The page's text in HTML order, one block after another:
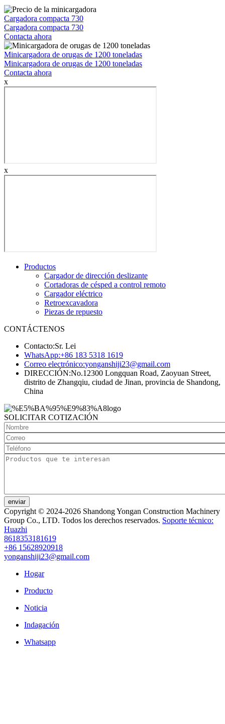
Cargadora compacta 730
Cargadora compacta 730
Contacta ahora
Minicargadora de orugas de 1200 toneladas
Minicargadora de orugas de 1200 toneladas
Contacta ahora
x
x
Productos
Cargador de dirección deslizante
Cortadoras de césped a control remoto
Cargador eléctrico
Retroexcavadora
Piezas de repuesto
CONTÁCTENOS
Contacto:Sr. Lei
WhatsApp:+86 183 5318 1619
Correo electrónico:yonganshiji23@gmail.com
DIRECCIÓN:No.12300 Longquan Road, Zaoyuan Street,
distrito de Zhangqiu, ciudad de Jinan, provincia de Shandong,
China
SOLICITAR COTIZACIÓN
enviar
Copyright © 2024-2026 Shandong Yongan Construction Machinery
Group Co., LTD. Todos los derechos reservados. Soporte técnico:
Huazhi
8618353181619
+86 15628920918
yonganshiji23@gmail.com
Hogar
Producto
Noticia
Indagación
Whatsapp